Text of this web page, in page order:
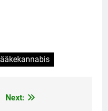
lääkekannabis
Next: